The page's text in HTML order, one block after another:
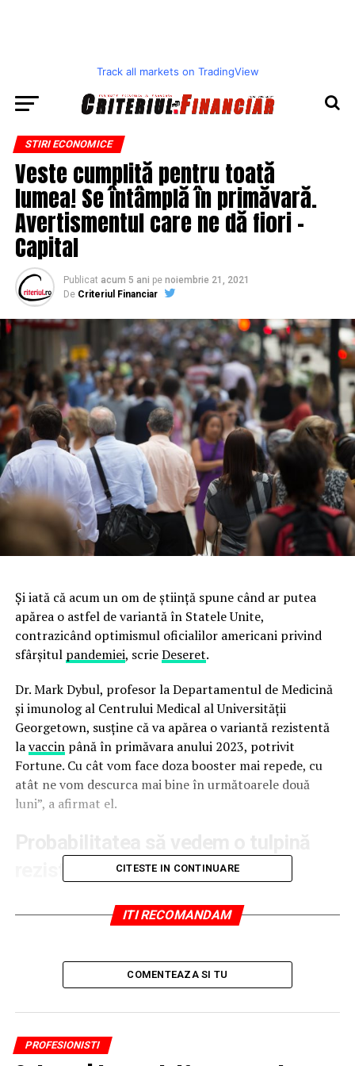
Track all markets on TradingView
STIRI ECONOMICE
Veste cumplită pentru toată
lumea! Se întâmplă în primăvară.
Avertismentul care ne dă fiori –
Capital
Publicat acum 5 ani pe noiembrie 21, 2021
De Criteriul Financiar
Și iată că acum un om de știință spune când ar putea
apărea o astfel de variantă în Statele Unite,
contrazicând optimismul oficialilor americani privind
sfârșitul pandemiei, scrieDeseret.
Dr. Mark Dybul, profesor la Departamentul de Medicină
și imunolog al Centrului Medical al Universității
Georgetown, susține că va apărea o variantă rezistentă
lavaccinpână în primăvara anului 2023, potrivit
Fortune. Cu cât vom face doza booster mai repede, cu
atât ne vom descurca mai bine în următoarele două
luni”, a afirmat el.
rezistentă la vaccin este foarte
„Din păcate, fiecare predicție pe care am făcut-o s-a
aceasta, dar cred că, până în martie- aprilie, mai vom
avea o variantă complet rezistentă la vaccin. Pur și
persoanele vaccinate și cele nevaccinate. Sunt imunolog.
CITESTE IN CONTINUARE
ITI RECOMANDAM
COMENTEAZA SI TU
PROFESIONISTI